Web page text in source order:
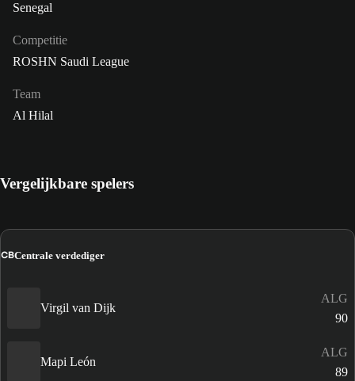
Senegal
Competitie
ROSHN Saudi League
Team
Al Hilal
Vergelijkbare spelers
CBCentrale verdediger
Virgil van Dijk
ALG
90
Mapi León
ALG
89